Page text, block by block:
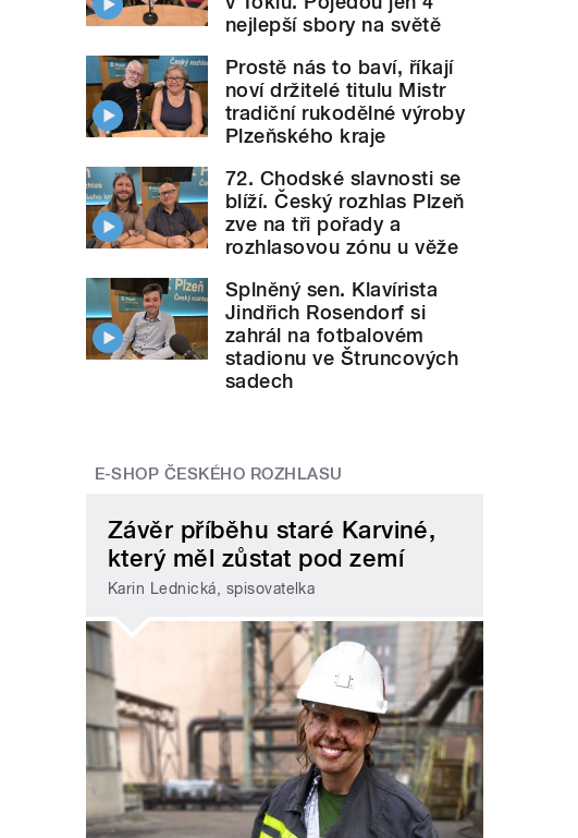
nejlepší sbory na světě
Prostě nás to baví, říkají
noví držitelé titulu Mistr
tradiční rukodělné výroby
Plzeňského kraje
72. Chodské slavnosti se
blíží. Český rozhlas Plzeň
zve na tři pořady a
rozhlasovou zónu u věže
Splněný sen. Klavírista
Jindřich Rosendorf si
zahrál na fotbalovém
stadionu ve Štruncových
sadech
E-SHOP ČESKÉHO ROZHLASU
Závěr příběhu staré Karviné,
který měl zůstat pod zemí
Karin Lednická, spisovatelka